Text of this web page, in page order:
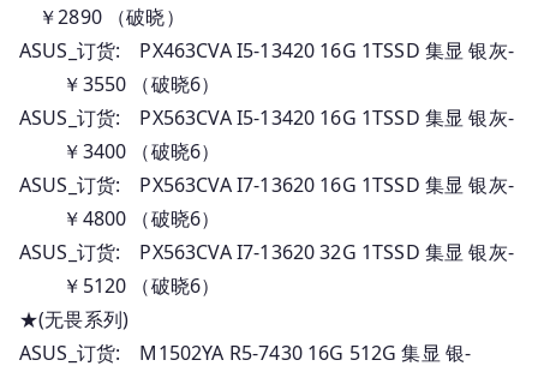
价
￥2890 （破晓）
ASUS_订货: PX463CVA I5-13420 16G 1TSSD 集显 银灰-
￥3550 （破晓6）
ASUS_订货: PX563CVA I5-13420 16G 1TSSD 集显 银灰-
￥3400 （破晓6）
ASUS_订货: PX563CVA I7-13620 16G 1TSSD 集显 银灰-
￥4800 （破晓6）
ASUS_订货: PX563CVA I7-13620 32G 1TSSD 集显 银灰-
￥5120 （破晓6）
★(无畏系列)
ASUS_订货: M1502YA R5-7430 16G 512G 集显 银-